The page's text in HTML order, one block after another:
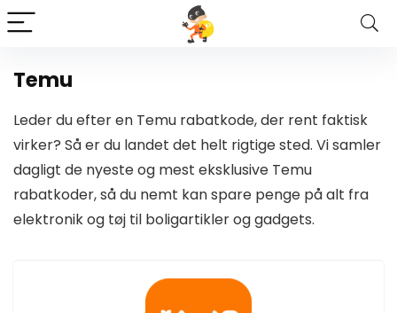
Temu
Leder du efter en Temu rabatkode, der rent faktisk
virker? Så er du landet det helt rigtige sted. Vi samler
dagligt de nyeste og mest eksklusive Temu
rabatkoder, så du nemt kan spare penge på alt fra
elektronik og tøj til boligartikler og gadgets.